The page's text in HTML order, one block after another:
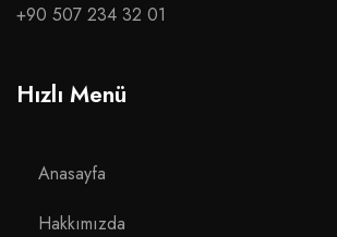
+90 507 234 32 01
Hızlı Menü
Anasayfa
Hakkımızda